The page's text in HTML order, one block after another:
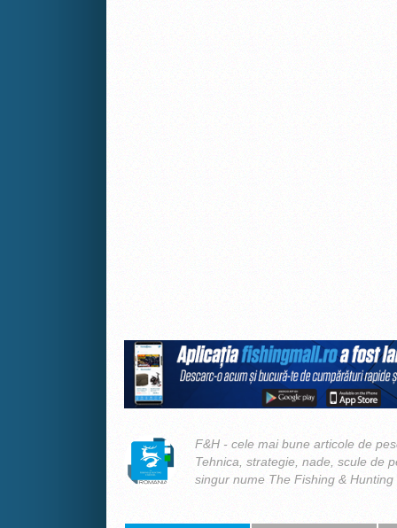
F&H - cele mai bune articole de
Tehnica, strategie, nade, scule de
singur nume The Fishing & Hunting